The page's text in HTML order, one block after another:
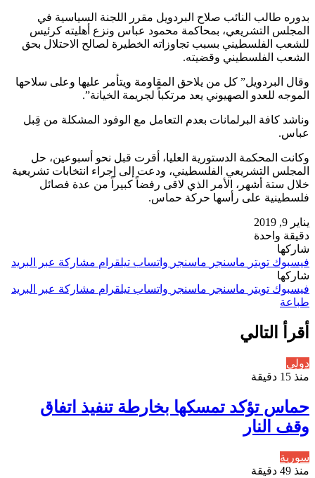
بدوره طالب النائب صلاح البردويل مقرر اللجنة السياسية في
المجلس التشريعي، بمحاكمة محمود عباس ونزع أهليته كرئيس
للشعب الفلسطيني بسبب تجاوزاته الخطيرة لصالح الاحتلال بحق
الشعب الفلسطيني وقضيته.
وقال البردويل” كل من يلاحق المقاومة ويتأمر عليها وعلى سلاحها
الموجه للعدو الصهيوني يعد مرتكباً لجريمة الخيانة”.
وناشد كافة البرلمانات بعدم التعامل مع الوفود المشكلة من قِبل
عباس.
وكانت المحكمة الدستورية العليا، أقرت قبل نحو أسبوعين، حل
المجلس التشريعي الفلسطيني، ودعت إلى إجراء انتخابات تشريعية
خلال ستة أشهر، الأمر الذي لاقى رفضاً كبيراً من عدة فصائل
فلسطينية على رأسها حركة حماس.
يناير 9, 2019
دقيقة واحدة
شاركها
فيسبوك تويتر ماسنجر ماسنجر واتساب تيلقرام مشاركة عبر البريد
شاركها
فيسبوك تويتر ماسنجر ماسنجر واتساب تيلقرام مشاركة عبر البريد
طباعة
أقرأ التالي
دولي
منذ 15 دقيقة
حماس تؤكد تمسكها بخارطة تنفيذ اتفاق
وقف النار
سورية
منذ 49 دقيقة